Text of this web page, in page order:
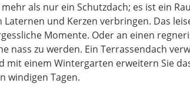
als nur ein Schutzdach; es ist ein
Laternen und Kerzen verbringen. Das
Momente. Oder an einen
nass zu werden. Ein Terrassendach
mit einem Wintergarten erweitern Sie
windigen Tagen.